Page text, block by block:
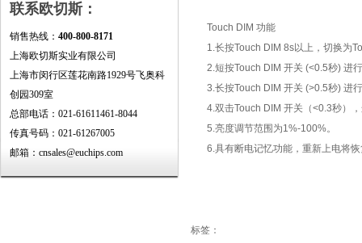
联系欧切斯：
销售热线： 400-800-8171
上海欧切斯实业有限公司
上海市闵行区莲花南路1929号飞奥科
创园309室
总部电话：021-61611461-8044
传真号码：021-61267005
邮箱：cnsales@euchips.com
Touch DIM 功能
1.长按Touch DIM 8s以上，切换为
2.短按Touch DIM 开关 (<0.5秒) 进
3.长按Touch DIM 开关 (>0.5秒) 进
4.双击Touch DIM 开关（<0.3秒）
5.亮度调节范围为1%-100%。
6.具有断电记忆功能，重新上电将
标签：